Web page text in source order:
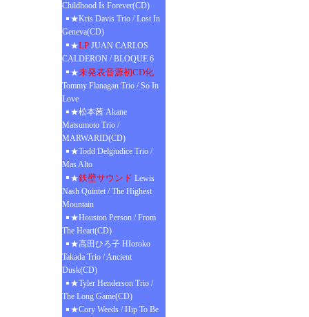
Childhood Is Forever(CD)
★Kris Davis Trio / Lost In
Geneva(CD)
★LP JUAN CARLOS
CALDERON / BLOQUE 6
★未発表音源初CD化
Tommy Flanagan Trio / So In
Love
★松本茜 Akane
Matsumoto Trio /
MARWARID(CD)
★Todd Delgiudice Trio /
Mas Alto
★鉄壁サウンド Lewis
Nash Quintet / The Highest
Mountain
★Houston Person / From
The Heart(CD)
★高田ひろ子 HIoroko
Takada Trio / Ancient
Dusk(CD)
★Tyler Henderson Trio /
The Long Game(CD)
★Cory Weeds / Hip To Be